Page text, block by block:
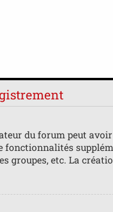
du forum peut
fonctionnalités
groupes, etc. La